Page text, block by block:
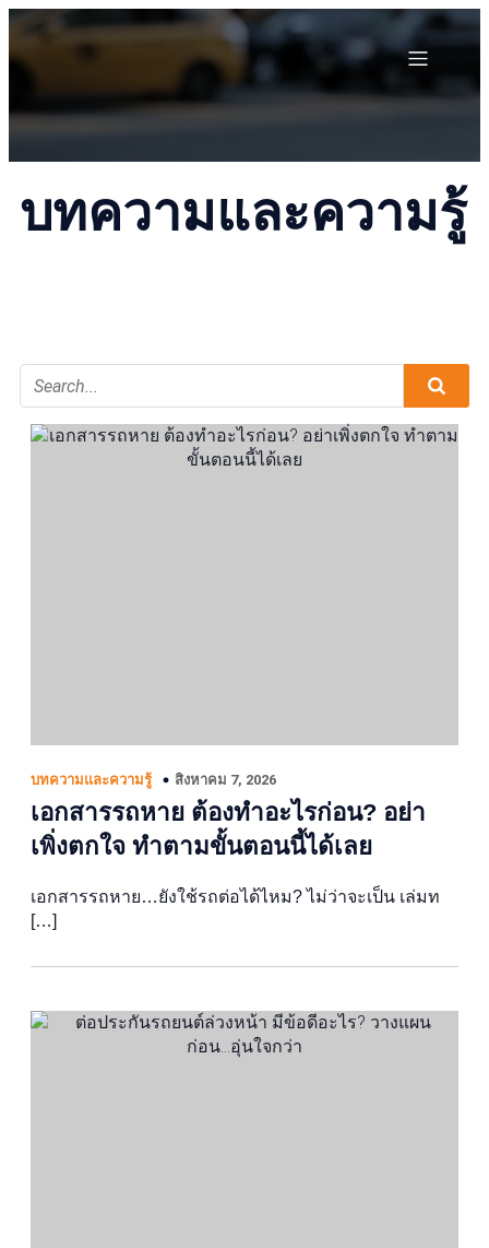
บทความและความรู้
บทความและความรู้ สิงหาคม 7, 2026
เอกสารรถหาย ต้องทำอะไรก่อน? อย่า
เพิ่งตกใจ ทำตามขั้นตอนนี้ได้เลย
เอกสารรถหาย…ยังใช้รถต่อได้ไหม? ไม่ว่าจะเป็น เล่มท
[…]